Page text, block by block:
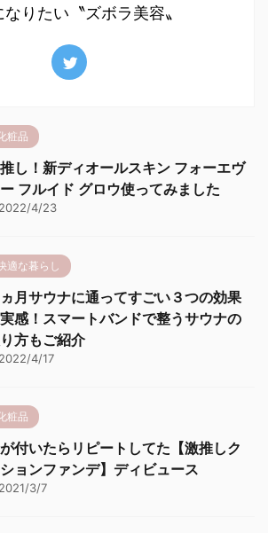
りたい〝ズボラ美容〟
粧品
し！新ディオールスキン フォーエヴ
フルイド グロウ使ってみました
2022/4/23
適な暮らし
ヵ月サウナに通ってすごい３つの効果
感！スマートバンドで整うサウナの
方もご紹介
2022/4/17
粧品
付いたらリピートしてた【激推しク
ョンファンデ】ディビュース
2021/3/7